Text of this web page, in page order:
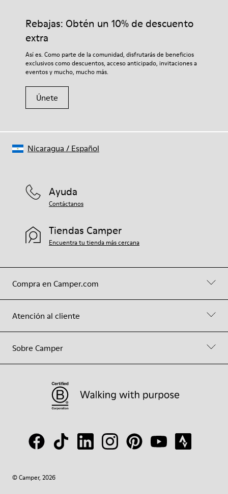
EVA
Forro87% piel 10% textil (84% poliéster reciclado - 16% látex)
adecuados para el cuidado del calzado los protegerá y
garantizará que duren más tiempo.
Si deseas obtener información detallada sobre cómo cuidar de
tu par, visita nuestraGuía para el cuidado del calzado.
Rebajas: Obtén un 10% de descuento
extra
Así es. Como parte de la comunidad, disfrutarás de beneficios
exclusivos como descuentos, acceso anticipado, invitaciones a
eventos y mucho, mucho más.
Únete
Compra en Camper.com
Atención al cliente
Sobre Camper
Ayuda
Contáctanos
Tiendas Camper
Encuentra tu tienda más cercana
© Camper, 2026
Nicaragua / Español